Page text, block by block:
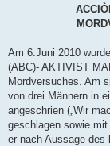
Am 6.Juni 2010
(ABC)- AKTIVIST
Mordversuches. Am
von drei Männern in
angeschrien („Wir
geschlagen sowie
er nach Aussage des